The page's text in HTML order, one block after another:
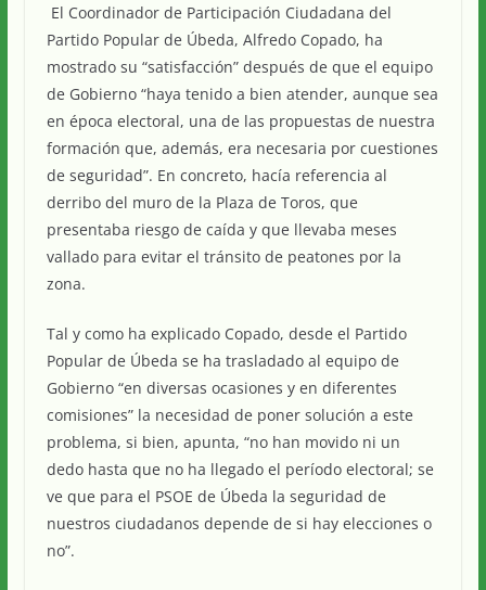
El Coordinador de Participación Ciudadana del
Partido Popular de Úbeda, Alfredo Copado, ha
mostrado su “satisfacción” después de que el equipo
de Gobierno “haya tenido a bien atender, aunque sea
en época electoral, una de las propuestas de nuestra
formación que, además, era necesaria por cuestiones
de seguridad”. En concreto, hacía referencia al
derribo del muro de la Plaza de Toros, que
presentaba riesgo de caída y que llevaba meses
vallado para evitar el tránsito de peatones por la
zona.
Tal y como ha explicado Copado, desde el Partido
Popular de Úbeda se ha trasladado al equipo de
Gobierno “en diversas ocasiones y en diferentes
comisiones” la necesidad de poner solución a este
problema, si bien, apunta, “no han movido ni un
dedo hasta que no ha llegado el período electoral; se
ve que para el PSOE de Úbeda la seguridad de
nuestros ciudadanos depende de si hay elecciones o
no”.